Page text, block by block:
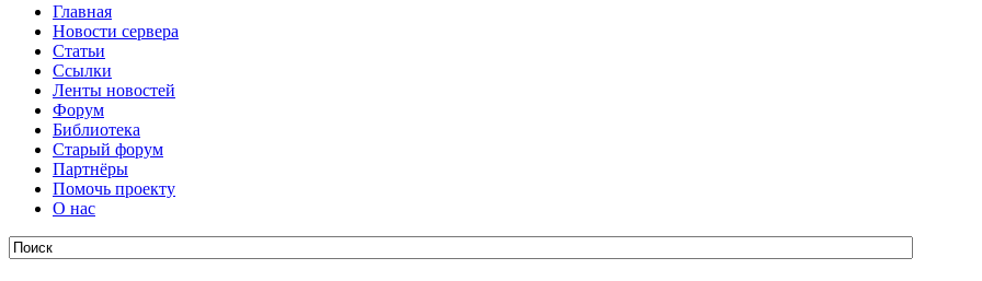
Главная
Новости сервера
Статьи
Ссылки
Ленты новостей
Форум
Библиотека
Старый форум
Партнёры
Помочь проекту
О нас